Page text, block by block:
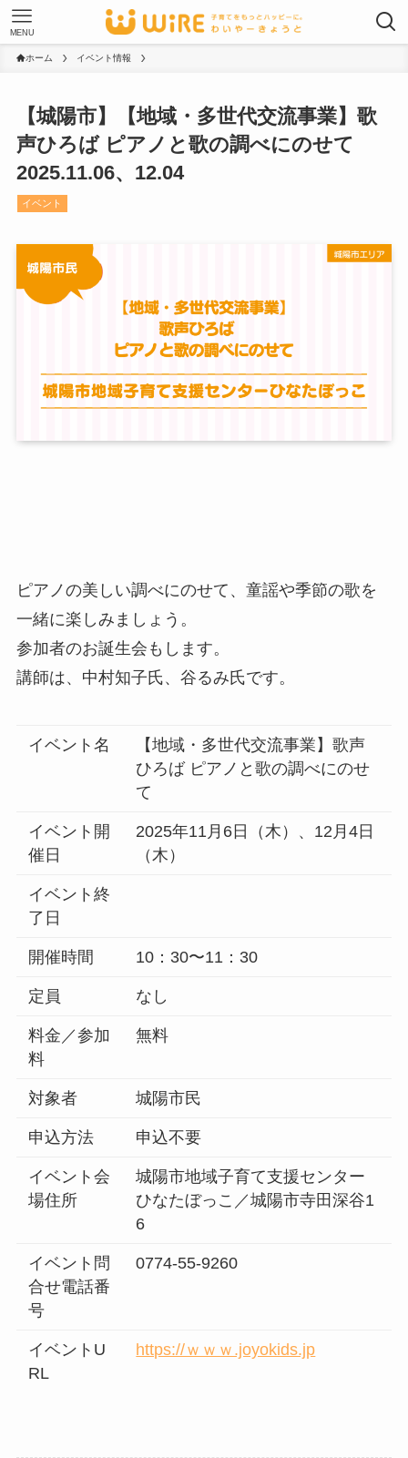
MENU
ホーム イベント情報
【城陽市】【地域・多世代交流事業】歌
声ひろば ピアノと歌の調べにのせて
2025.11.06、12.04
イベント
ピアノの美しい調べにのせて、童謡や季節の歌を
一緒に楽しみましょう。
参加者のお誕生会もします。
講師は、中村知子氏、谷るみ氏です。
イベント名
【地域・多世代交流事業】歌声
ひろば ピアノと歌の調べにのせ
て
イベント開
催日
2025年11月6日（木）、12月4日
（木）
イベント終
了日
開催時間 10：30〜11：30
定員 なし
料金／参加
料
無料
対象者 城陽市民
申込方法 申込不要
イベント会
場住所
城陽市地域子育て支援センター
ひなたぼっこ／城陽市寺田深谷1
6
イベント問
合せ電話番
号
0774-55-9260
イベントU
RL
https://ｗｗｗ.joyokids.jp